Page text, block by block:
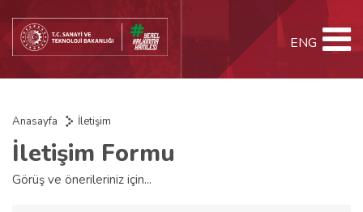
ENG
Anasayfa İletişim
İletişim Formu
Görüş ve önerileriniz için...